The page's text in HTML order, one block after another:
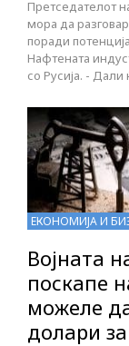
Претседателот
мора да
поради
Нафтената
со Русија. - Дали
ЕКОНОМИЈА И
Војната
поскапе
можеле
долари